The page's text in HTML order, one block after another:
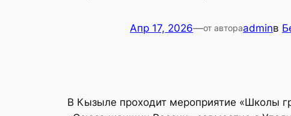
Апр 17, 2026—от автораadminв
В Кызыле проходит мероприятие «Школы